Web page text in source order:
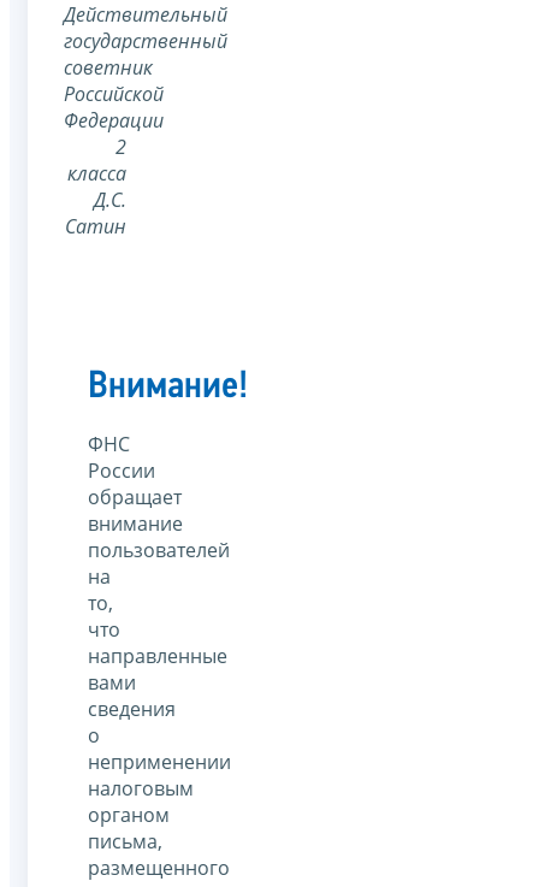
Действительный
государственный
советник
Российской
Федерации
2
класса
Д.С.
Сатин
Внимание!
ФНС
России
обращает
внимание
пользователей
на
то,
что
направленные
вами
сведения
о
неприменении
налоговым
органом
письма,
размещенного